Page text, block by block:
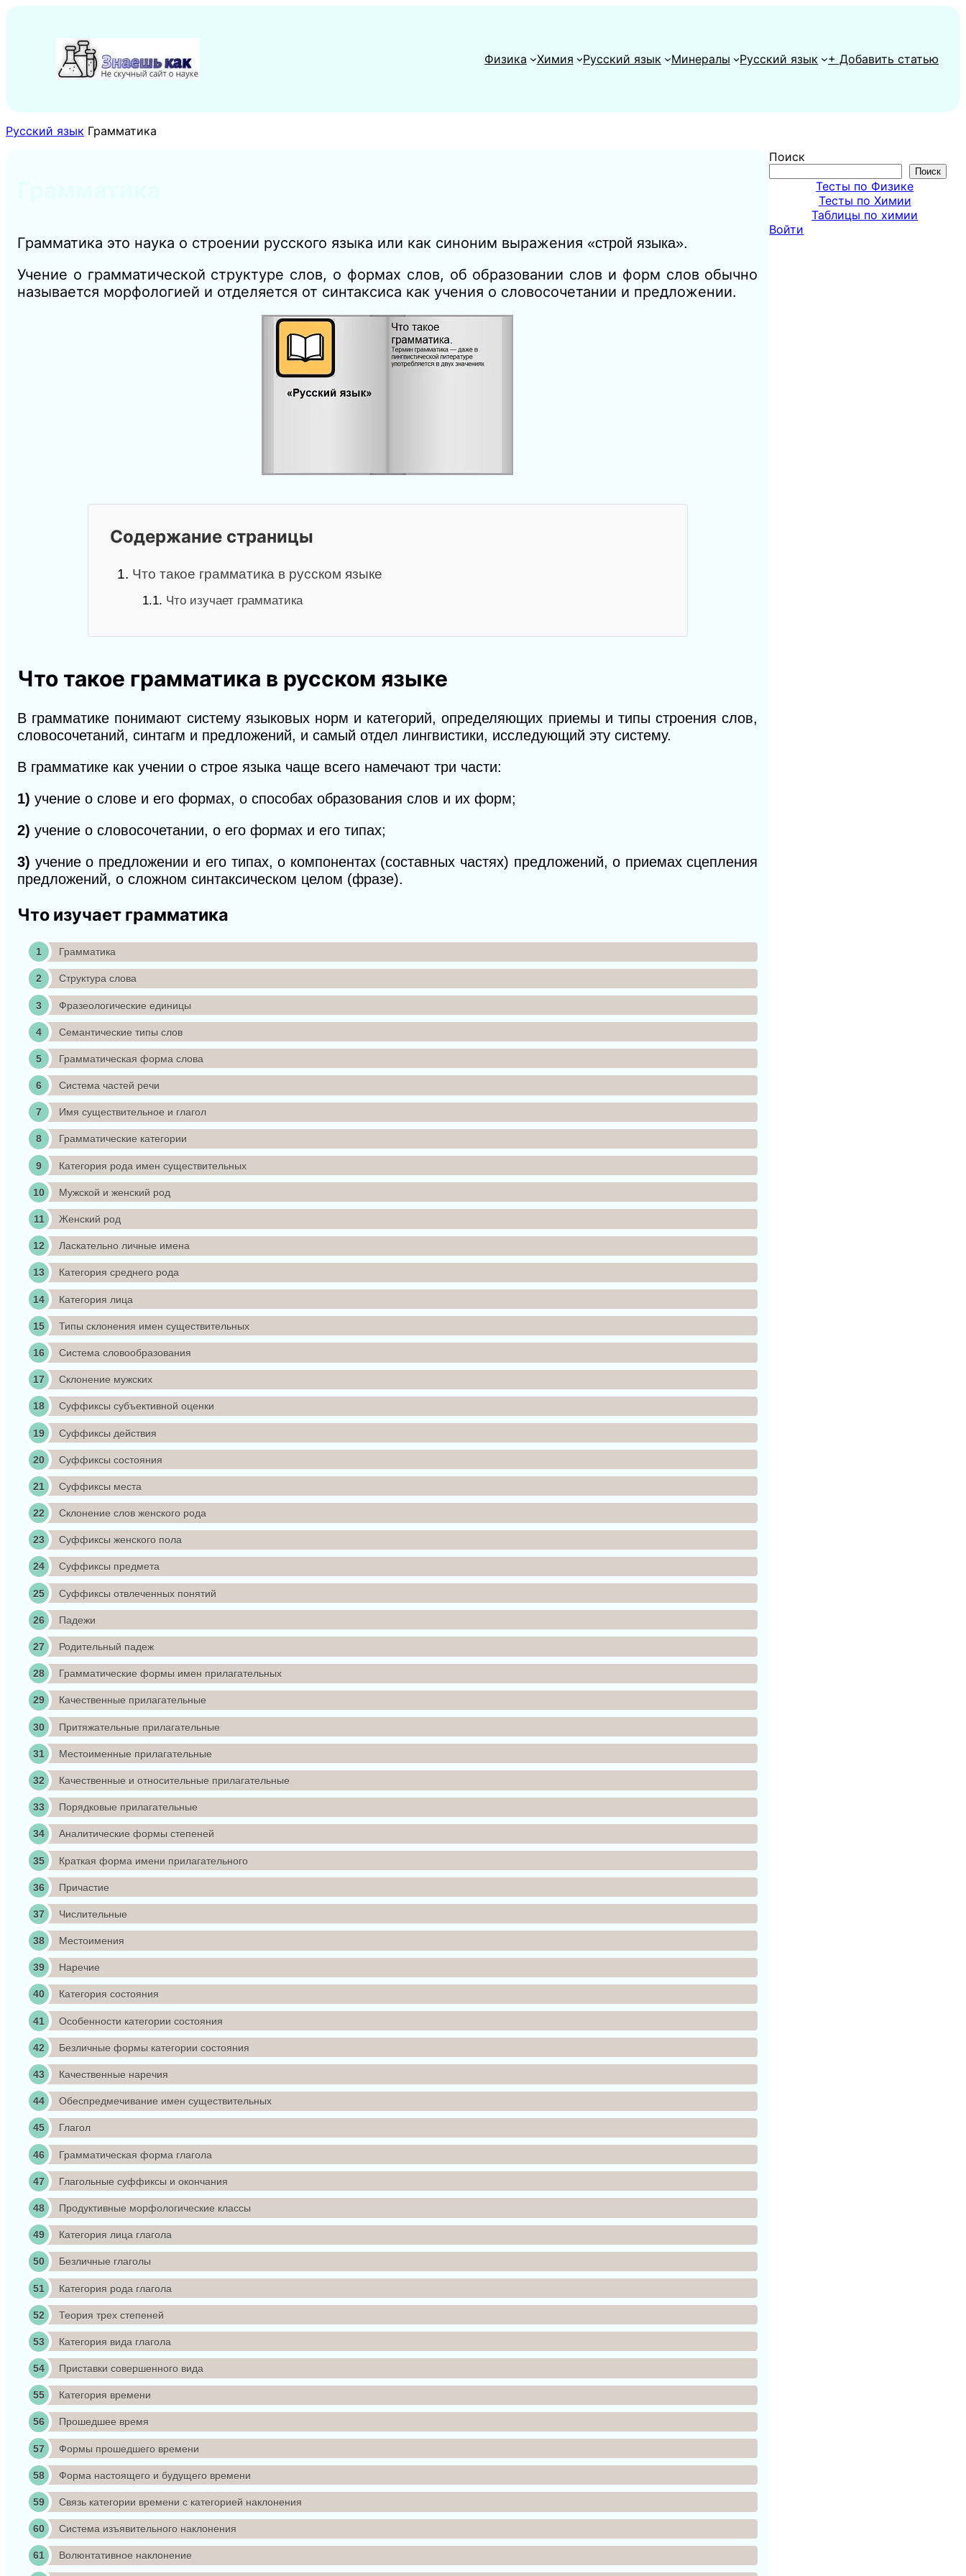
содержимому
Физика
Химия Русский язык Минералы Русский язык + Добавить статью
Русский язык Грамматика
Грамматика это наука о строении русского языка или как синоним выражения «строй языка».
Учение о грамматической структуре слов, о формах слов, об образовании слов и форм слов обычно
называется морфологией и отделяется от синтаксиса как учения о словосочетании и предложении.
Содержание страницы
1. Что такое грамматика в русском языке
1.1. Что изучает грамматика
Что такое грамматика в русском языке
В грамматике понимают систему языковых норм и категорий, определяющих приемы и типы строения слов,
словосочетаний, синтагм и предложений, и самый отдел лингвистики, исследующий эту систему.
В грамматике как учении о строе языка чаще всего намечают три части:
1) учение о слове и его формах, о способах образования слов и их форм;
2) учение о словосочетании, о его формах и его типах;
3) учение о предложении и его типах, о компонентах (составных частях) предложений, о приемах сцепления
предложений, о сложном синтаксическом целом (фразе).
Что изучает грамматика
Грамматика
Структура слова
Фразеологические единицы
Семантические типы слов
Грамматическая форма слова
Система частей речи
Имя существительное и глагол
Грамматические категории
Категория рода имен существительных
Мужской и женский род
Женский род
Ласкательно личные имена
Категория среднего рода
Категория лица
Типы склонения имен существительных
Система словообразования
Склонение мужских
Суффиксы субъективной оценки
Суффиксы действия
Суффиксы состояния
Суффиксы места
Склонение слов женского рода
Суффиксы женского пола
Суффиксы предмета
Суффиксы отвлеченных понятий
Падежи
Родительный падеж
Грамматические формы имен прилагательных
Качественные прилагательные
Притяжательные прилагательные
Местоименные прилагательные
Качественные и относительные прилагательные
Порядковые прилагательные
Аналитические формы степеней
Краткая форма имени прилагательного
Причастие
Числительные
Местоимения
Наречие
Категория состояния
Особенности категории состояния
Безличные формы категории состояния
Качественные наречия
Обеспредмечивание имен существительных
Глагол
Грамматическая форма глагола
Глагольные суффиксы и окончания
Продуктивные морфологические классы
Категория лица глагола
Безличные глаголы
Категория рода глагола
Теория трех степеней
Категория вида глагола
Приставки совершенного вида
Категория времени
Прошедшее время
Формы прошедшего времени
Форма настоящего и будущего времени
Связь категории времени с категорией наклонения
Система изъявительного наклонения
Волюнтативное наклонение
Поиск
Поиск
Тесты по Физике
Тесты по Химии
Таблицы по химии
Войти